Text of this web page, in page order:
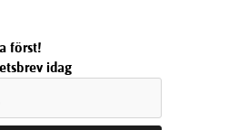
först!
idag